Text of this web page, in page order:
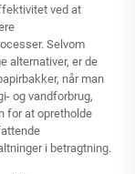
ved at
Selvom
alternativer, er de
når man
og vandforbrug,
for at opretholde
i betragtning.